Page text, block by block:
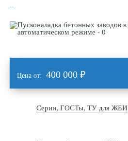
Цена от: 400 000 ₽
Серии, ГОСТы, ТУ для ЖБИ